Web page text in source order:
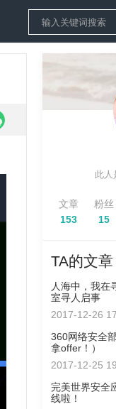
此人
文章
153
粉丝
15
TA的文章
人海中，我
室寻人启事
2017-12-26
360网络安全
拿offer！）
2017-12-25
完美世界安全
线啦！